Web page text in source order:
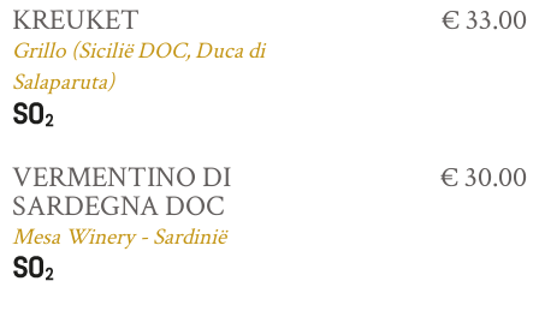
KREUKET
Grillo (Sicilië DOC, Duca di
Salaparuta)
€ 33.00
VERMENTINO DI
SARDEGNA DOC
Mesa Winery - Sardinië
€ 30.00